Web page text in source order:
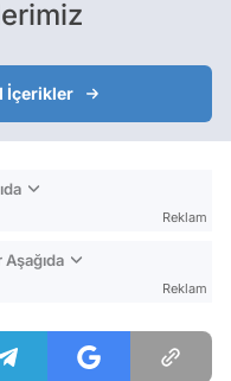
İçerikler
Reklam
Reklam